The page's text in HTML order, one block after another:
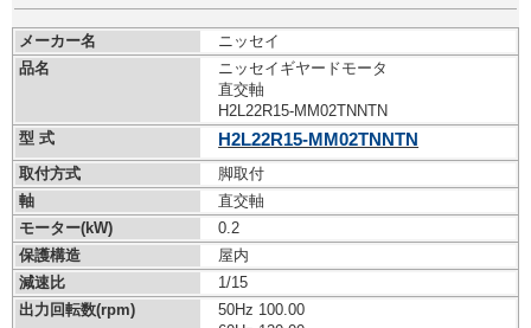
メーカー名
ニッセイ
品名
ニッセイギヤードモータ
直交軸
H2L22R15-MM02TNNTN
型 式
H2L22R15-MM02TNNTN
取付方式
脚取付
軸
直交軸
モーター(kW)
0.2
保護構造
屋内
減速比
1/15
出力回転数(rpm)
50Hz 100.00